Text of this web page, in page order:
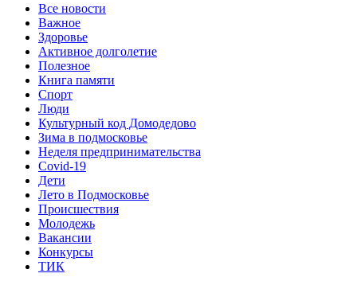
Все новости
Важное
Здоровье
Активное долголетие
Полезное
Книга памяти
Спорт
Люди
Культурный код Домодедово
Зима в подмосковье
Неделя предпринимательства
Covid-19
Дети
Лето в Подмосковье
Происшествия
Молодежь
Вакансии
Конкурсы
ТИК